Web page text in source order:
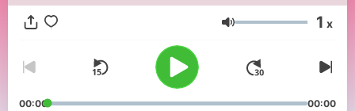
Volumen 1 x
00:00 00:00